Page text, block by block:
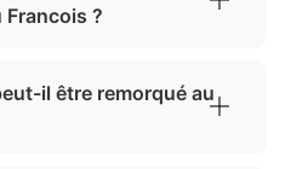
?
il être remorqué au